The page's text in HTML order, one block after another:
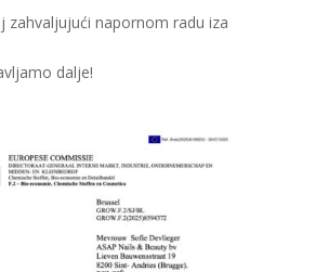
zahvaljujući napornom radu iza
dalje!